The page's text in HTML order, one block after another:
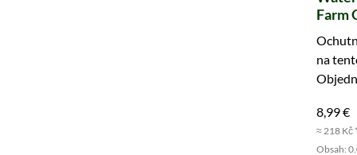
Farm
na
8,99 €
≈ 218 Kč
Obsah: